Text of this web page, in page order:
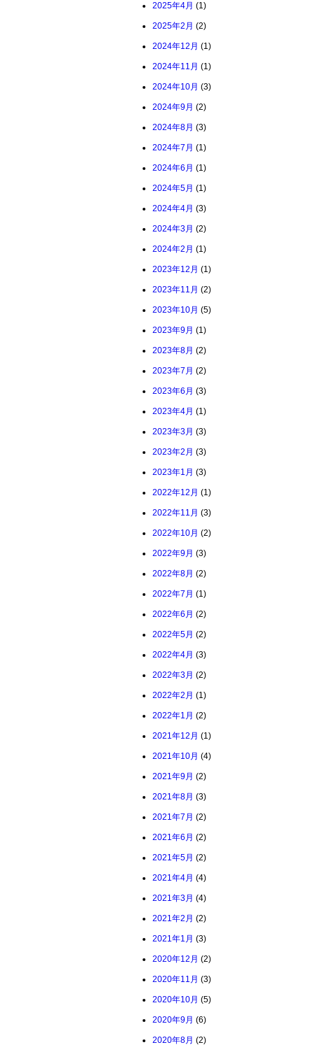
2025年4月 (1)
2025年2月 (2)
2024年12月 (1)
2024年11月 (1)
2024年10月 (3)
2024年9月 (2)
2024年8月 (3)
2024年7月 (1)
2024年6月 (1)
2024年5月 (1)
2024年4月 (3)
2024年3月 (2)
2024年2月 (1)
2023年12月 (1)
2023年11月 (2)
2023年10月 (5)
2023年9月 (1)
2023年8月 (2)
2023年7月 (2)
2023年6月 (3)
2023年4月 (1)
2023年3月 (3)
2023年2月 (3)
2023年1月 (3)
2022年12月 (1)
2022年11月 (3)
2022年10月 (2)
2022年9月 (3)
2022年8月 (2)
2022年7月 (1)
2022年6月 (2)
2022年5月 (2)
2022年4月 (3)
2022年3月 (2)
2022年2月 (1)
2022年1月 (2)
2021年12月 (1)
2021年10月 (4)
2021年9月 (2)
2021年8月 (3)
2021年7月 (2)
2021年6月 (2)
2021年5月 (2)
2021年4月 (4)
2021年3月 (4)
2021年2月 (2)
2021年1月 (3)
2020年12月 (2)
2020年11月 (3)
2020年10月 (5)
2020年9月 (6)
2020年8月 (2)